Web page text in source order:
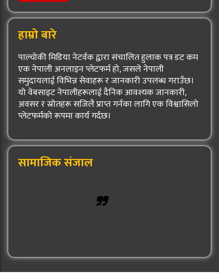
हाम्रो बारे
पाल्चोकी मिडिया नेटर्वक द्वारा संचालित हुलाक पत्र डट कम
एक नेपाली अनलाइन प्लेटफर्म हो, जसले नेपाली
समुदायलाई विभिन्न सेवाहरू र जानकारी उपलब्ध गराउँछ।
यो वेबसाइट नेपालीहरूलाई दैनिक आवश्यक जानकारी,
अवसर र स्रोतहरू सजिलै प्राप्त गर्नका लागि एक विश्वासिलो
प्लेटफर्मको रूपमा कार्य गर्दछ।
सामाजिक संजाल